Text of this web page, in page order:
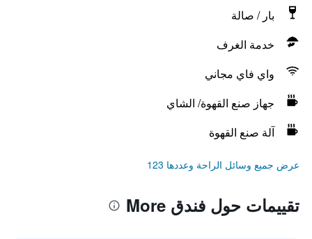
بار / صالة
خدمة الغرف
واي فاي مجاني
جهاز صنع القهوة/ الشاي
آلة صنع القهوة
عرض جميع وسائل الراحة وعددها 123
تقييمات حول فندق More